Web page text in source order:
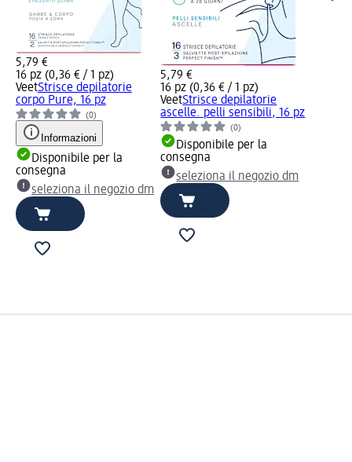
5,79 €
16 pz (0,36 € / 1 pz)
VeetStrisce depilatorie
corpo Pure, 16 pz
(0)
Informazioni
Disponibile per la
consegna
seleziona il negozio dm
5,79 €
16 pz (0,36 € / 1 pz)
VeetStrisce depilatorie
ascelle. pelli sensibili, 16 pz
(0)
Disponibile per la
consegna
seleziona il negozio dm